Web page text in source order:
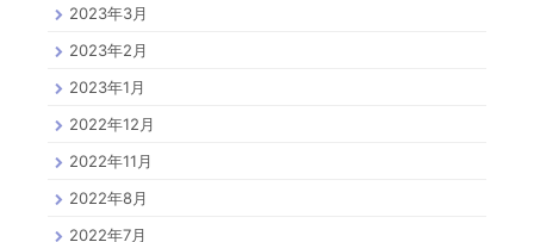
2023年3月
2023年2月
2023年1月
2022年12月
2022年11月
2022年8月
2022年7月